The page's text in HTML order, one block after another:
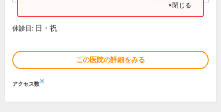
×閉じる
休診日: 日・祝
この医院の詳細をみる
アクセス数※